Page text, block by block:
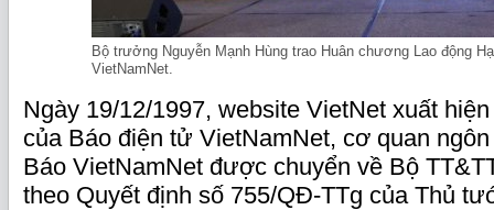
Bộ trưởng Nguyễn Mạnh Hùng trao Huân chương Lao động
VietNamNet.
Ngày 19/12/1997, website VietNet xuất
của Báo điện tử VietNamNet, cơ quan
Báo VietNamNet được chuyển về Bộ
theo Quyết định số 755/QĐ-TTg của Thủ